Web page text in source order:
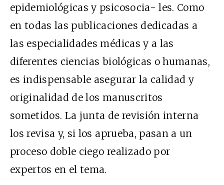
epidemiológicas y psicosocia- les. Como
en todas las publicaciones dedicadas a
las especialidades médicas y a las
diferentes ciencias biológicas o humanas,
es indispensable asegurar la calidad y
originalidad de los manuscritos
sometidos. La junta de revisión interna
los revisa y, si los aprueba, pasan a un
proceso doble ciego realizado por
expertos en el tema.